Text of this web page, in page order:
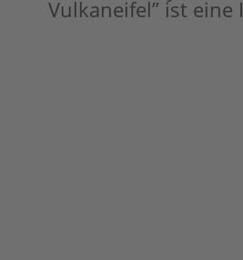
Vulkaneifel” ist eine